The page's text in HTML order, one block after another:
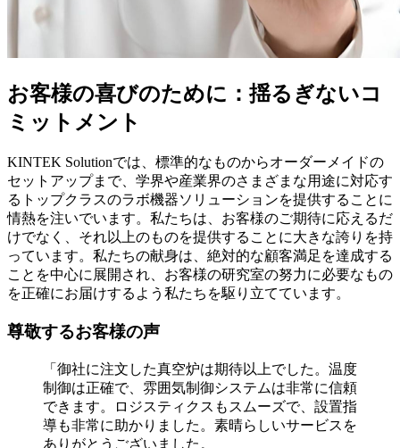
お客様の喜びのために：揺るぎないコ
ミットメント
KINTEK Solutionでは、標準的なものからオーダーメイドの
セットアップまで、学界や産業界のさまざまな用途に対応す
るトップクラスのラボ機器ソリューションを提供することに
情熱を注いでいます。私たちは、お客様のご期待に応えるだ
けでなく、それ以上のものを提供することに大きな誇りを持
っています。私たちの献身は、絶対的な顧客満足を達成する
ことを中心に展開され、お客様の研究室の努力に必要なもの
を正確にお届けするよう私たちを駆り立てています。
尊敬するお客様の声
「御社に注文した真空炉は期待以上でした。温度
制御は正確で、雰囲気制御システムは非常に信頼
できます。ロジスティクスもスムーズで、設置指
導も非常に助かりました。素晴らしいサービスを
ありがとうございました。